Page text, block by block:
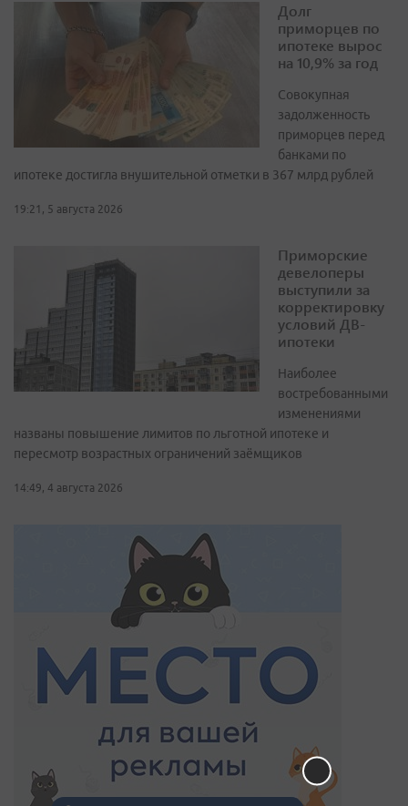
Долг
приморцев по
ипотеке вырос
на 10,9% за год
Совокупная
задолженность
приморцев перед
банками по
ипотеке достигла внушительной отметки в 367 млрд рублей
19:21, 5 августа 2026
Приморские
девелоперы
выступили за
корректировку
условий ДВ-
ипотеки
Наиболее
востребованными
изменениями
названы повышение лимитов по льготной ипотеке и
пересмотр возрастных ограничений заёмщиков
14:49, 4 августа 2026